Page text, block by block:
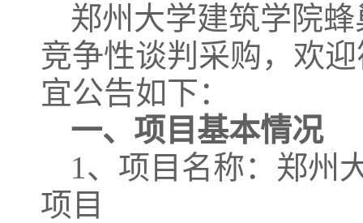
郑州大学建筑学院蜂
竞争性谈判采购，欢
宜公告如下：
一、项目基本情况
1、项目名称：郑州
项目